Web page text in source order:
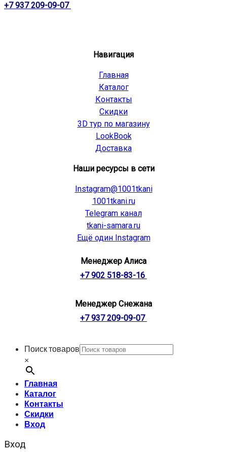
+7 937 209-09-07
Навигация
Главная
Каталог
Контакты
Скидки
3D тур по магазину
LookBook
Доставка
Наши ресурсы в сети
Instagram@1001tkani
1001tkani.ru
Telegram канал
tkani-samara.ru
Ещё один Instagram
Менеджер Алиса
+7 902 518-83-16
Менеджер Снежана
+7 937 209-09-07
Поиск товаров
×
Главная
Каталог
Контакты
Скидки
Вход
Вход